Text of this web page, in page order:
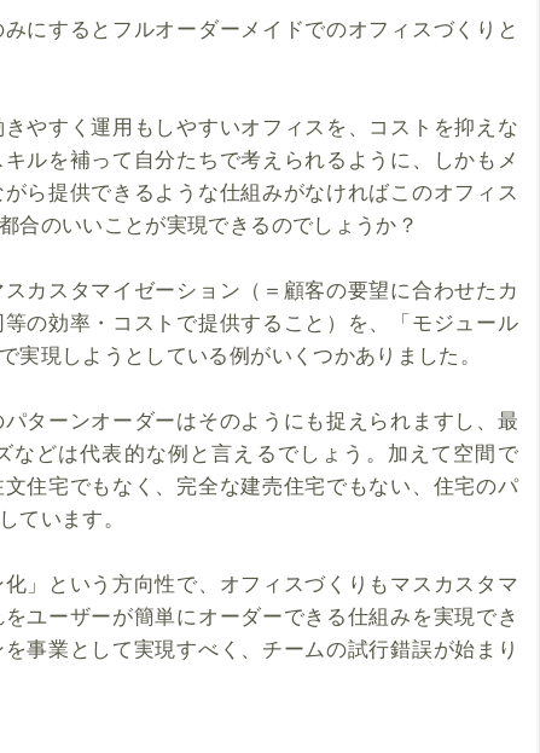
にするとフルオーダーメイドでのオフィスづくりと
やすく運用もしやすいオフィスを、コストを抑えな
ルを補って自分たちで考えられるように、しかもメ
ら提供できるような仕組みがなければこのオフィス
合のいいことが実現できるのでしょうか？
カスタマイゼーション（＝顧客の要望に合わせたカ
の効率・コストで提供すること）を、「モジュール
実現しようとしている例がいくつかありました。
ターンオーダーはそのようにも捉えられますし、最
などは代表的な例と言えるでしょう。加えて空間で
住宅でもなく、完全な建売住宅でもない、住宅のパ
ています。
」という方向性で、オフィスづくりもマスカスタマ
ユーザーが簡単にオーダーできる仕組みを実現でき
事業として実現すべく、チームの試行錯誤が始まり